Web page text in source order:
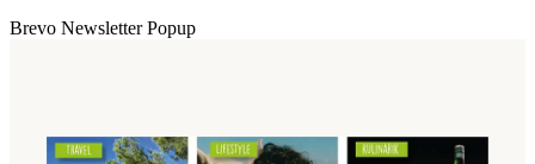
Brevo Newsletter Popup